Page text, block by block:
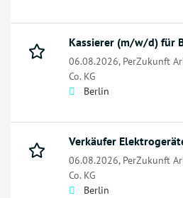
Kassierer (m/w/d) für
06.08.2026, PerZukunft
Co. KG
Berlin
Verkäufer
06.08.2026, PerZukunft
Co. KG
Berlin